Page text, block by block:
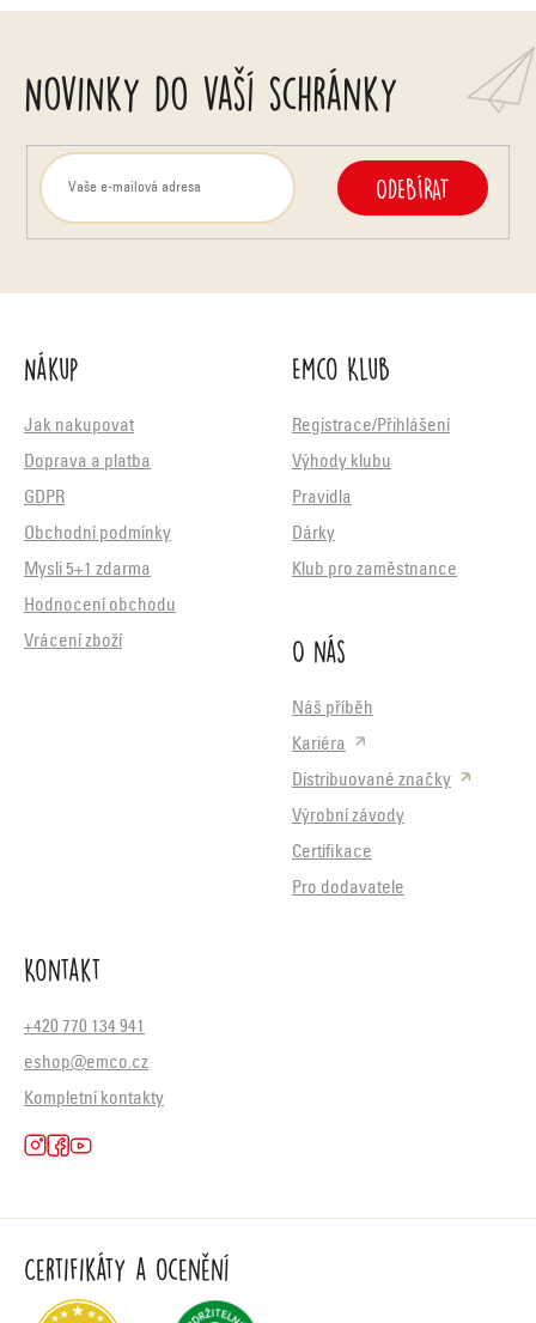
Novinky do vaší schránky
ODEBÍRAT
Nákup
Jak nakupovat
Doprava a platba
GDPR
Obchodní podmínky
Mysli 5+1 zdarma
Hodnocení obchodu
Vrácení zboží
Emco Klub
Registrace/Přihlášení
Výhody klubu
Pravidla
Dárky
Klub pro zaměstnance
O nás
Náš příběh
Kariéra
Distribuované značky
Výrobní závody
Certifikace
Pro dodavatele
Kontakt
+420 770 134 941
eshop@emco.cz
Kompletní kontakty
Certifikáty a ocenění